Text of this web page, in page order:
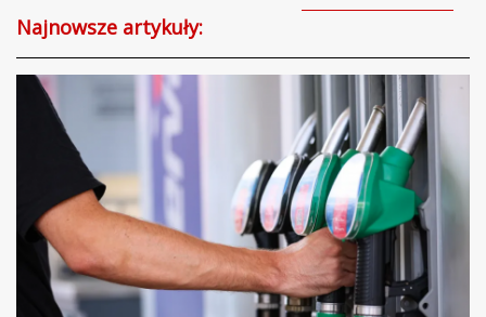
Najnowsze artykuły: